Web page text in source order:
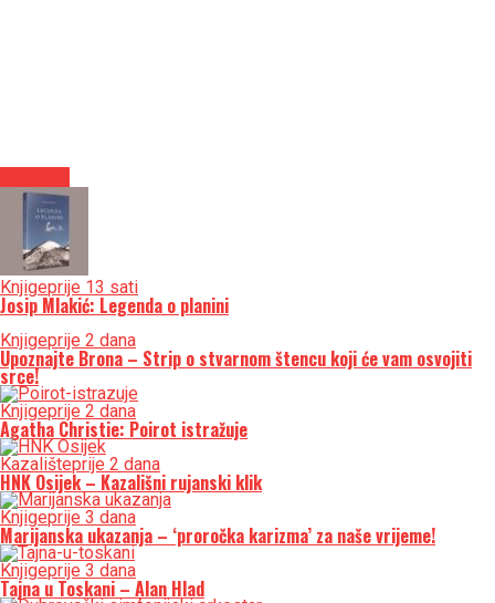
Knjigeprije 13 sati
Josip Mlakić: Legenda o planini
Knjigeprije 2 dana
Upoznajte Brona – Strip o stvarnom štencu koji će vam osvojiti
srce!
Knjigeprije 2 dana
Agatha Christie: Poirot istražuje
Kazališteprije 2 dana
HNK Osijek – Kazališni rujanski klik
Knjigeprije 3 dana
Marijanska ukazanja – ‘proročka karizma’ za naše vrijeme!
Knjigeprije 3 dana
Tajna u Toskani – Alan Hlad